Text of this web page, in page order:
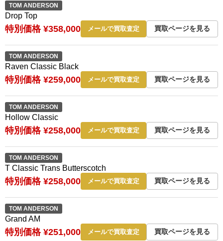
TOM ANDERSON
Drop Top
特別価格 ¥358,000 メールで買取査定 買取ページを見る
TOM ANDERSON
Raven Classic Black
特別価格 ¥259,000 メールで買取査定 買取ページを見る
TOM ANDERSON
Hollow Classic
特別価格 ¥258,000 メールで買取査定 買取ページを見る
TOM ANDERSON
T Classic Trans Butterscotch
特別価格 ¥258,000 メールで買取査定 買取ページを見る
TOM ANDERSON
Grand AM
特別価格 ¥251,000 メールで買取査定 買取ページを見る